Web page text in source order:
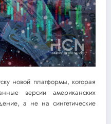
новой платформы, которая
версии американских
а не на синтетические